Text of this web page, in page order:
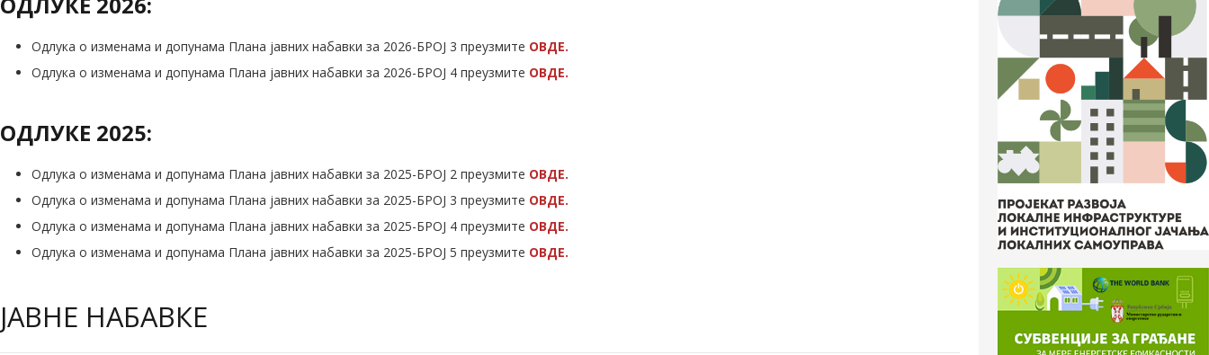
Одлука о изменама и допунама Плана јавних набавки за 2026-БРОЈ 3 преузмите ОВДЕ.
Одлука о изменама и допунама Плана јавних набавки за 2026-БРОЈ 4 преузмите ОВДЕ.
ОДЛУКЕ 2025:
Одлука о изменама и допунама Плана јавних набавки за 2025-БРОЈ 2 преузмите ОВДЕ.
Одлука о изменама и допунама Плана јавних набавки за 2025-БРОЈ 3 преузмите ОВДЕ.
Одлука о изменама и допунама Плана јавних набавки за 2025-БРОЈ 4 преузмите ОВДЕ.
Одлука о изменама и допунама Плана јавних набавки за 2025-БРОЈ 5 преузмите ОВДЕ.
ЈАВНЕ НАБАВКЕ